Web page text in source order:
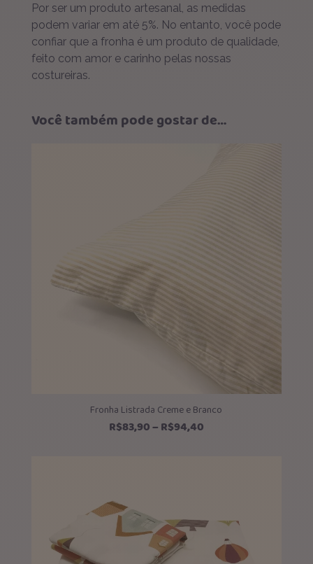
Por ser um produto artesanal, as medidas
podem variar em até 5%. No entanto, você pode
confiar que a fronha é um produto de qualidade,
feito com amor e carinho pelas nossas
costureiras.
Você também pode gostar de…
Fronha Listrada Creme e Branco
R$83,90– R$94,40Faixa